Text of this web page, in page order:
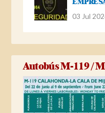
03 Jul
Autobús M-119 /